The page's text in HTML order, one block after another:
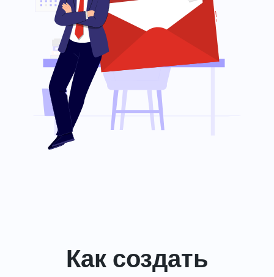
Как создать